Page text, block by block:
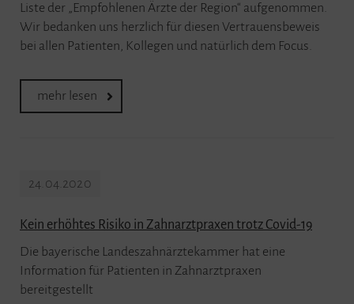
Liste der „Empfohlenen Ärzte der Region“ aufgenommen.
Wir bedanken uns herzlich für diesen Vertrauensbeweis
bei allen Patienten, Kollegen und natürlich dem Focus.
mehr lesen
24.04.2020
Kein erhöhtes Risiko in Zahnarztpraxen trotz Covid-19
Die bayerische Landeszahnärztekammer hat eine
Information für Patienten in Zahnarztpraxen
bereitgestellt